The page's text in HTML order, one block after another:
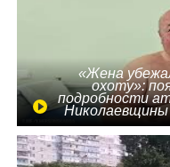
«Жена
охоту»:
подробности
Николаевщины